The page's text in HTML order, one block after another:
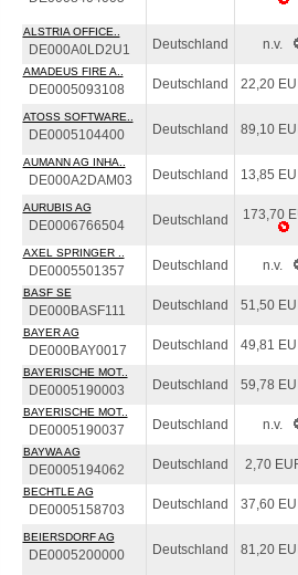
ALSTRIA OFFICE..
DE000A0LD2U1 Deutschland n.v.
AMADEUS FIRE A..
DE0005093108 Deutschland 22,20
ATOSS SOFTWARE..
DE0005104400 Deutschland 89,10
AUMANN AG INHA..
DE000A2DAM03 Deutschland 13,85
AURUBIS AG
DE0006766504 Deutschland 173,70
AXEL SPRINGER ..
DE0005501357 Deutschland n.v.
BASF SE
DE000BASF111 Deutschland 51,50
BAYER AG
DE000BAY0017 Deutschland 49,81
BAYERISCHE MOT..
DE0005190003 Deutschland 59,78
BAYERISCHE MOT..
DE0005190037 Deutschland n.v.
BAYWA AG
DE0005194062 Deutschland 2,70
BECHTLE AG
DE0005158703 Deutschland 37,60
BEIERSDORF AG
DE0005200000 Deutschland 81,20